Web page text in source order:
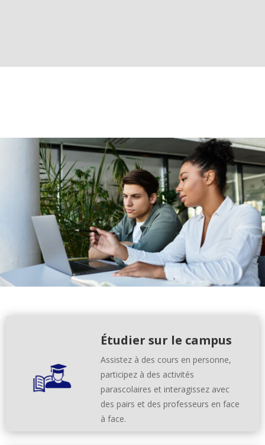
Étudier sur le campus
Assistez à des cours en personne,
participez à des activités
parascolaires et interagissez avec
des pairs et des professeurs en face
à face.